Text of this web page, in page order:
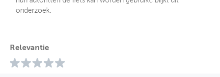
onderzoek.
Relevantie